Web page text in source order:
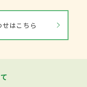
はこちら